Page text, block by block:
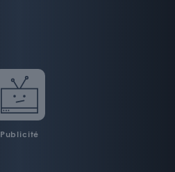
Publicité